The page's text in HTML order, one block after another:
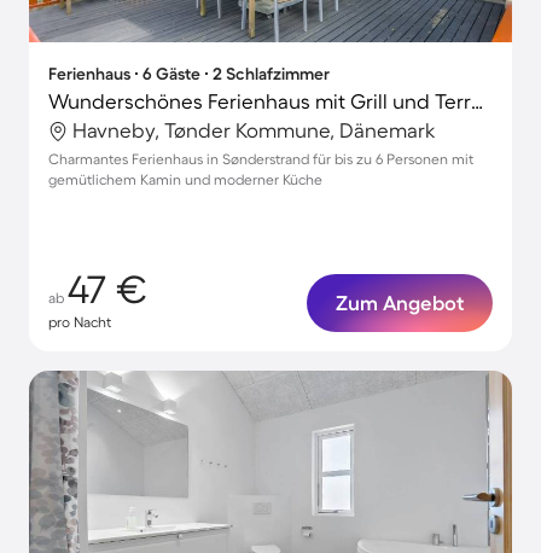
Ferienhaus ∙ 6 Gäste ∙ 2 Schlafzimmer
Wunderschönes Ferienhaus mit Grill und Terrasse
Havneby, Tønder Kommune, Dänemark
Charmantes Ferienhaus in Sønderstrand für bis zu 6 Personen mit
gemütlichem Kamin und moderner Küche
ab 47 €
pro Nacht
Zum Angebot